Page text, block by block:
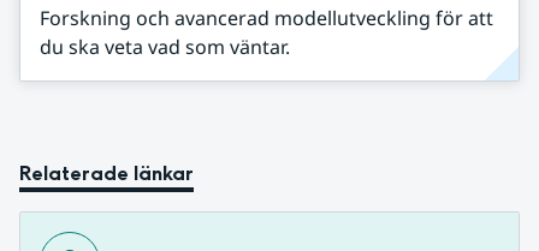
Forskning och avancerad modellutveckling för att
du ska veta vad som väntar.
Relaterade länkar